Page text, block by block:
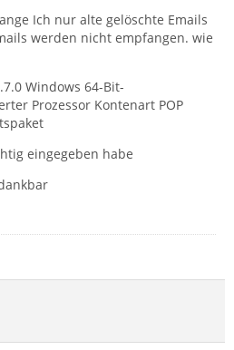
Ich nur alte gelöschte Emails
werden nicht empfangen. wie
Windows 64-Bit-
Prozessor Kontenart POP
eingegeben habe